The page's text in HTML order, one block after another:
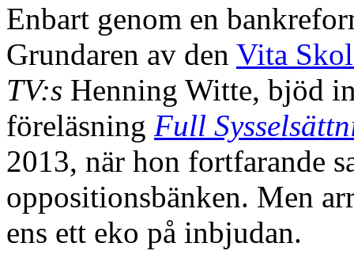
Enbart genom en
Grundaren av den Vita
TV:s Henning Witte, bjöd
föreläsning Full
2013, när hon fortfarande
oppositionsbänken. Men
ens ett eko på inbjudan.